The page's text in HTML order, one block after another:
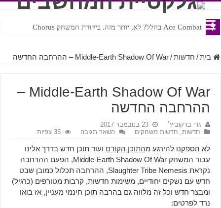
Ace Combat בחלל? לא, יותר מזה. ביקורת המשחק Chorus
Steven Universe והשירים שתורגמו בצורה נוראית לעברית
בית / חדשות / Middle-Earth Shadow Of War – ההרחבה החדשה
Middle-Earth Shadow Of War –
ההרחבה החדשה
גדי ברקוביץ׳
23 בנובמבר 2017
חדשות, חדשות משחקים השאר תגובה 35 צפיות
לא הספקנו להירגע מהתוכן הקודםועוד תוכן חדש בדרך אלינו
עבור המשחק Middle-Earth Shadow Of War, הפעם ההרחבה
נקראת Slaughter Tribe Nemesis, ההרחבה תכלול כמובן שבט
חדש עם נשקים יחודיים, משימות חדשות, קרבות מטורפים (כרגיל)
ומבצר חדש וכל זה מלווה גם בהרבה תוכן חינמי מעניין, אז בואו
נרד לפרטים: